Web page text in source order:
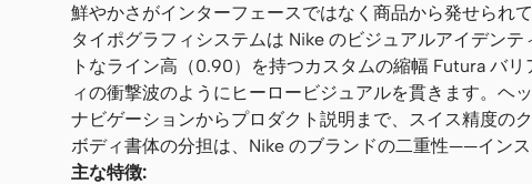
鮮やかさがインターフェースではなく商品から発せられて
タイポグラフィシステムは Nike のビジュアルアイデン
トなライン高（0.90）を持つカスタムの縮幅 Futura バ
ィの衝撃波のようにヒーロービジュアルを貫きます。ヘ
ナビゲーションからプロダクト説明まで、スイス精度の
ボディ書体の分担は、Nike のブランドの二重性——イン
主な特徴: